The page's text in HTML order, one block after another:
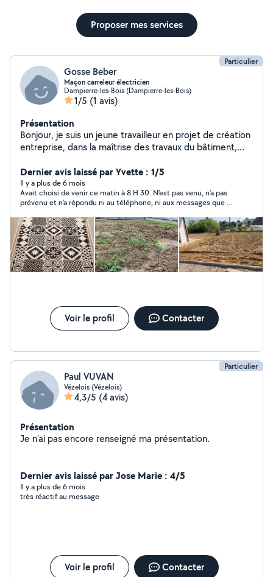
Proposer mes services
Particulier
Gosse Beber
Maçon carreleur électricien
Dampierre-les-Bois (Dampierre-les-Bois)
1/5 (1 avis)
Présentation
Bonjour, je suis un jeune travailleur en projet de création
entreprise, dans la maîtrise des travaux du bâtiment,
petite plomberie conduite d'engin pelleteuse
principalement, à votre service pour tous besoin je fais
aussi de la mécanique moto 50cc 125cc moto cross dirt
pit bike
Dernier avis laissé par Yvette : 1/5
Il y a plus de 6 mois
Avait choisi de venir ce matin à 8 H 30. N'est pas venu, n'a pas
prévenu et n'a répondu ni au téléphone, ni aux messages que je
Si vous recherchez un bricoleur qui vous fait perdre du temps à
l'attendre en vain, qui ne respecte pas ses engagements et
qu'il est impossible de joindre, faites appel à lui. Un
empêchement, un imprévu ou un contretemps sont toujours
possibles mais les règles les plus élémentaires de la politesse
consistent à prévenir.
Voir le profil Contacter
Particulier
Paul VUVAN
Vézelois (Vézelois)
4,3/5 (4 avis)
Présentation
Je n'ai pas encore renseigné ma présentation.
Dernier avis laissé par Jose Marie : 4/5
Il y a plus de 6 mois
très réactif au message
Voir le profil Contacter